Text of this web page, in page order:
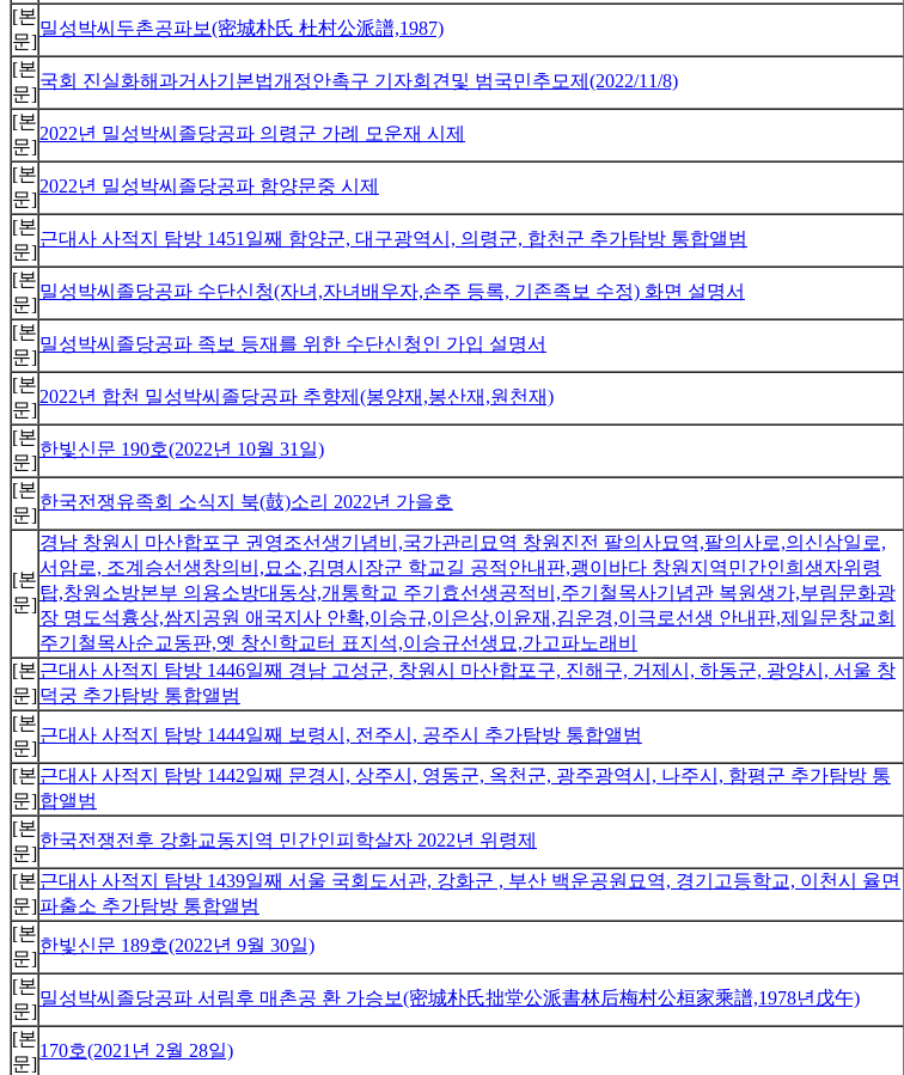
[본
문]
밀성박씨두촌공파보(密城朴氏 杜村公派譜,1987)
[본
문]
국회 진실화해과거사기본법개정안촉구 기자회견및 범국민추모제(2022/11/8)
[본
문]
2022년 밀성박씨졸당공파 의령군 가례 모운재 시제
[본
문]
2022년 밀성박씨졸당공파 함양문중 시제
[본
문]
근대사 사적지 탐방 1451일째 함양군, 대구광역시, 의령군, 합천군 추가탐방 통합앨범
[본
문]
밀성박씨졸당공파 수단신청(자녀,자녀배우자,손주 등록, 기존족보 수정) 화면 설명서
[본
문]
밀성박씨졸당공파 족보 등재를 위한 수단신청인 가입 설명서
[본
문]
2022년 합천 밀성박씨졸당공파 추향제(봉양재,봉산재,원천재)
[본
문]
한빛신문 190호(2022년 10월 31일)
[본
문]
한국전쟁유족회 소식지 북(鼓)소리 2022년 가을호
[본
문]
경남 창원시 마산합포구 권영조선생기념비,국가관리묘역 창원진전 팔의사묘역,팔의사로,의신삼일로,
서암로, 조계승선생창의비,묘소,김명시장군 학교길 공적안내판,괭이바다 창원지역민간인희생자위령
탑,창원소방본부 의용소방대동상,개통학교 주기효선생공적비,주기철목사기념관 복원생가,부림문화광
장 명도석흉상,쌈지공원 애국지사 안확,이승규,이은상,이윤재,김운경,이극로선생 안내판,제일문창교회
주기철목사순교동판,옛 창신학교터 표지석,이승규선생묘,가고파노래비
[본
문]
근대사 사적지 탐방 1446일째 경남 고성군, 창원시 마산합포구, 진해구, 거제시, 하동군, 광양시, 서울 창
덕궁 추가탐방 통합앨범
[본
문]
근대사 사적지 탐방 1444일째 보령시, 전주시, 공주시 추가탐방 통합앨범
[본
문]
근대사 사적지 탐방 1442일째 문경시, 상주시, 영동군, 옥천군, 광주광역시, 나주시, 함평군 추가탐방 통
합앨범
[본
문]
한국전쟁전후 강화교동지역 민간인피학살자 2022년 위령제
[본
문]
근대사 사적지 탐방 1439일째 서울 국회도서관, 강화군 , 부산 백운공원묘역, 경기고등학교, 이천시 율면
파출소 추가탐방 통합앨범
[본
문]
한빛신문 189호(2022년 9월 30일)
[본
문]
밀성박씨졸당공파 서림후 매촌공 환 가승보(密城朴氏拙堂公派書林后梅村公桓家乘譜,1978년戊午)
[본
문]
170호(2021년 2월 28일)